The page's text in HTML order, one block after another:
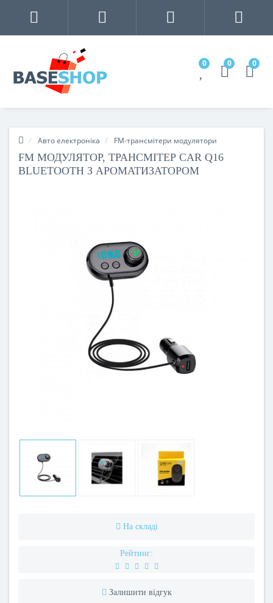
0 0 0
Авто електроніка FM-трансмітери модулятори
FM МОДУЛЯТОР, ТРАНСМІТЕР CAR Q16
BLUETOOTH З АРОМАТИЗАТОРОМ
На складі
Рейтинг:
Залишити відгук